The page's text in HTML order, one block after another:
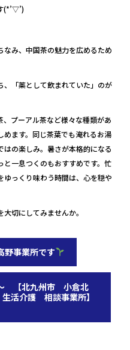
(*’▽’)
なみ、中国茶の魅力を広めるため
、「薬として飲まれていた」のが
プーアル茶など様々な種類があ
めます。同じ茶葉でも淹れるお湯
の楽しみ。暑さが本格的になる
と一息つくのもおすすめです。忙
ゆっくり味わう時間は、心を穏や
切にしてみませんか。
野事業所です
【北九州市 小倉北
介護 相談事業所】